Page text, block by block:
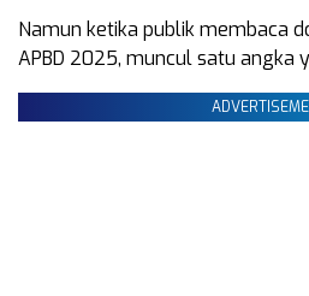
Namun ketika publik membaca
APBD 2025, muncul satu angka